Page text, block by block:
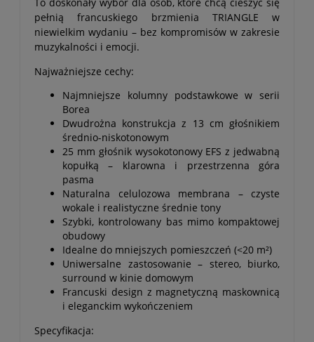
pełnią francuskiego brzmienia TRIANGLE w
niewielkim wydaniu – bez kompromisów w zakresie
muzykalności i emocji.
Najważniejsze cechy:
Najmniejsze kolumny podstawkowe w serii
Borea
Dwudrożna konstrukcja z 13 cm głośnikiem
średnio-niskotonowym
25 mm głośnik wysokotonowy EFS z jedwabną
kopułką – klarowna i przestrzenna góra
pasma
Naturalna celulozowa membrana – czyste
wokale i realistyczne średnie tony
Szybki, kontrolowany bas mimo kompaktowej
obudowy
Idealne do mniejszych pomieszczeń (<20 m²)
Uniwersalne zastosowanie – stereo, biurko,
surround w kinie domowym
Francuski design z magnetyczną maskownicą
i eleganckim wykończeniem
Specyfikacja: